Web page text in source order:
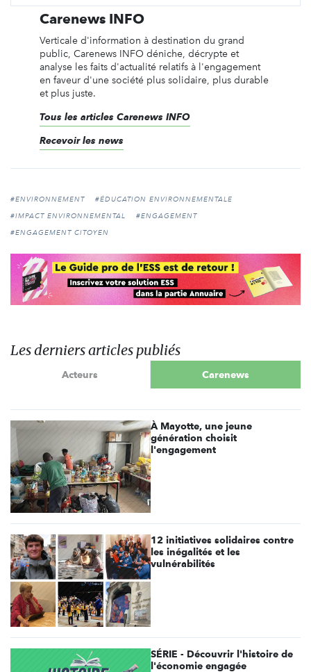
Carenews INFO
Verticale d'information à destination du grand
public, Carenews INFO déniche, décrypte et
analyse les faits d'actualité relatifs à l'engagement
en faveur d'une société plus solidaire, plus durable
et plus juste.
Tous les articles Carenews INFO
Recevoir les news
#ENVIRONNEMENT
#ÉDUCATION ENVIRONNEMENTALE
#IMPACT ENVIRONNEMENTAL
#ENGAGEMENT
#ENGAGEMENT CITOYEN
Les derniers articles publiés
Acteurs Carenews
À Mayotte, une jeune
génération choisit
l'engagement
12 initiatives solidaires contre
les inégalités et les
vulnérabilités
SÉRIE - Découvrir l'histoire de
l'économie engagée